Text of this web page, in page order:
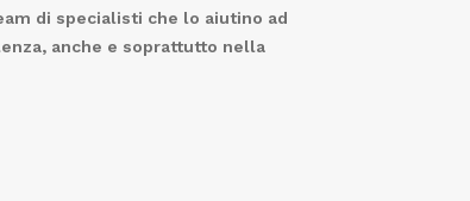
di specialisti che lo aiutino ad
anche e soprattutto nella